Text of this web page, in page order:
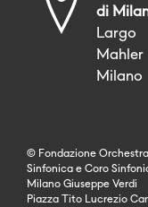
di
Largo
Mahler
Milano
© Fondazione Orchestra
Sinfonica e Coro
Milano Giuseppe Verdi
Piazza Tito Lucrezio